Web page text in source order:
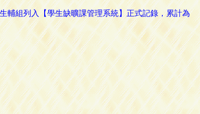
輔組列入【學生缺曠課管理系統】正式記錄，累計為